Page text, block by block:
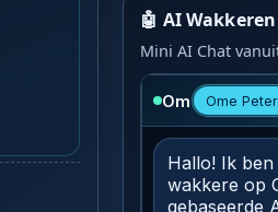
🤖 AI Wakkeren
Mini AI Chat